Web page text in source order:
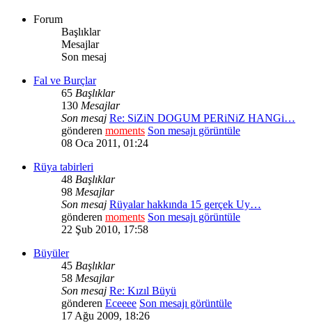
Forum
Başlıklar
Mesajlar
Son mesaj
Fal ve Burçlar
65 Başlıklar
130 Mesajlar
Son mesaj Re: SiZiN DOGUM PERiNiZ HANGi…
gönderen moments Son mesajı görüntüle
08 Oca 2011, 01:24
Rüya tabirleri
48 Başlıklar
98 Mesajlar
Son mesaj Rüyalar hakkında 15 gerçek Uy…
gönderen moments Son mesajı görüntüle
22 Şub 2010, 17:58
Büyüler
45 Başlıklar
58 Mesajlar
Son mesaj Re: Kızıl Büyü
gönderen Eceeee Son mesajı görüntüle
17 Ağu 2009, 18:26